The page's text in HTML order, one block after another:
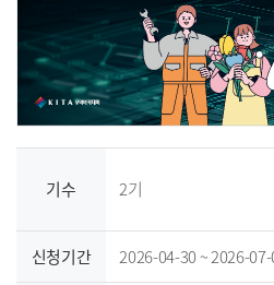
기수 2기
신청기간 2026-04-30 ~ 2026-